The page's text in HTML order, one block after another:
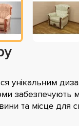
унікальним
забезпечують
та місце для